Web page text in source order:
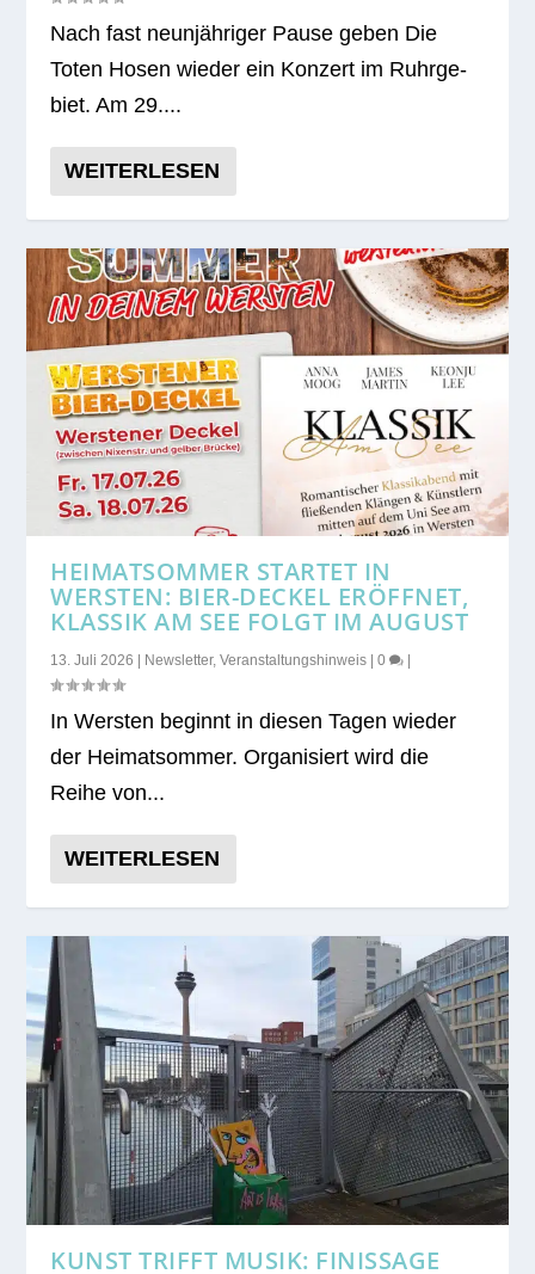
Nach fast neun­jäh­ri­ger Pause geben Die
Toten Hosen wie­der ein Kon­zert im Ruhr­ge­
biet. Am 29....
WEITERLESEN
HEIMATSOMMER STARTET IN
WERSTEN: BIER-DECKEL ERÖFFNET,
KLASSIK AM SEE FOLGT IM AUGUST
13. Juli 2026 Newsletter,Veranstaltungshinweis |0
In Wers­ten beginnt in die­sen Tagen wie­der
der Hei­mat­som­mer. Orga­ni­siert wird die
Reihe von...
WEITERLESEN
KUNST TRIFFT MUSIK: FINISSAGE